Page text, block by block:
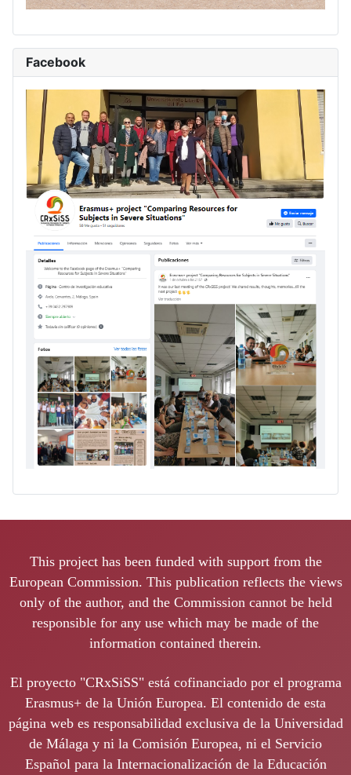
Facebook
This project has been funded with support from the
European Commission. This publication reflects the views
only of the author, and the Commission cannot be held
responsible for any use which may be made of the
information contained therein.
El proyecto "CRxSiSS" está cofinanciado por el programa
Erasmus+ de la Unión Europea. El contenido de esta
página web es responsabilidad exclusiva de la Universidad
de Málaga y ni la Comisión Europea, ni el Servicio
Español para la Internacionalización de la Educación